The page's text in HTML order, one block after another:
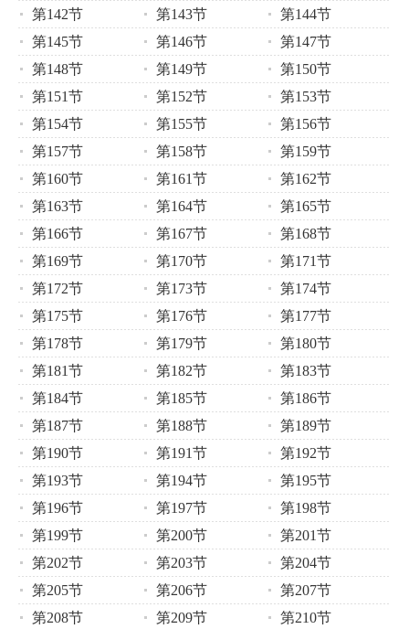
第142节
第143节
第144节
第145节
第146节
第147节
第148节
第149节
第150节
第151节
第152节
第153节
第154节
第155节
第156节
第157节
第158节
第159节
第160节
第161节
第162节
第163节
第164节
第165节
第166节
第167节
第168节
第169节
第170节
第171节
第172节
第173节
第174节
第175节
第176节
第177节
第178节
第179节
第180节
第181节
第182节
第183节
第184节
第185节
第186节
第187节
第188节
第189节
第190节
第191节
第192节
第193节
第194节
第195节
第196节
第197节
第198节
第199节
第200节
第201节
第202节
第203节
第204节
第205节
第206节
第207节
第208节
第209节 第210节